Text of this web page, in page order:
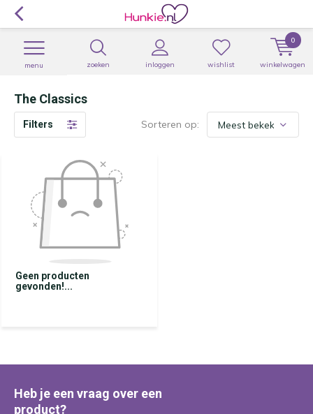
zoeken inloggen
menu wishlist winkelwagen
0
The Classics
Filters Sorteren op:
Geen producten
gevonden!...
Heb je een vraag over een
product?